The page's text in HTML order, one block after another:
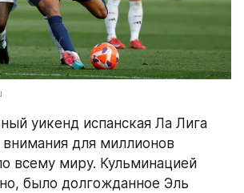
уикенд испанская Ла Лига
для миллионов
всему миру. Кульминацией
было долгожданное Эль